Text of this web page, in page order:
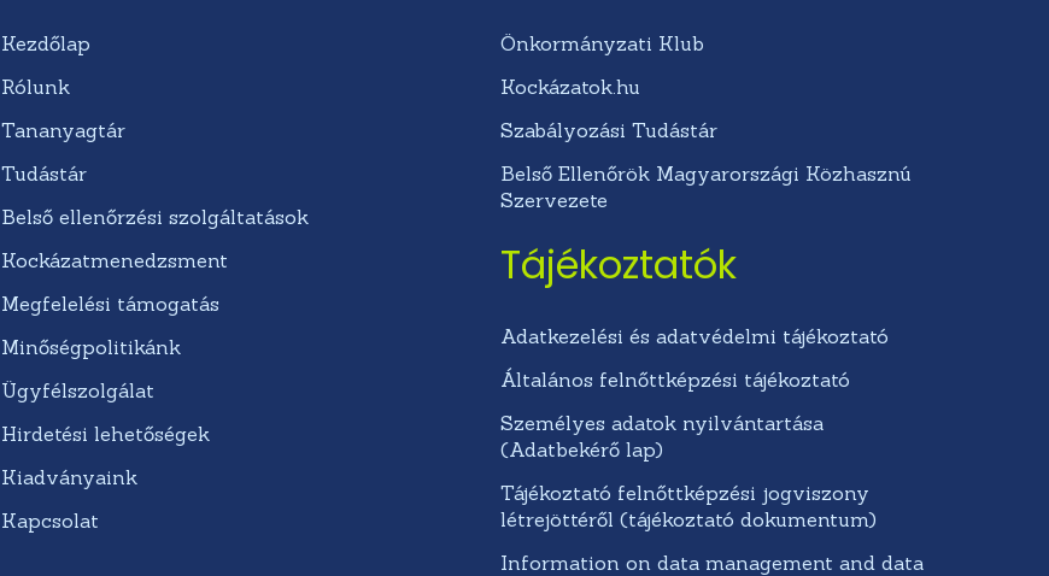
Kezdőlap
Rólunk
Tananyagtár
Tudástár
Belső ellenőrzési szolgáltatások
Kockázatmenedzsment
Megfelelési támogatás
Minőségpolitikánk
Ügyfélszolgálat
Hirdetési lehetőségek
Kiadványaink
Kapcsolat
Önkormányzati Klub
Kockázatok.hu
Szabályozási Tudástár
Belső Ellenőrök Magyarországi Közhasznú
Szervezete
Tájékoztatók
Adatkezelési és adatvédelmi tájékoztató
Általános felnőttképzési tájékoztató
Személyes adatok nyilvántartása
(Adatbekérő lap)
Tájékoztató felnőttképzési jogviszony
létrejöttéről (tájékoztató dokumentum)
Information on data management and data